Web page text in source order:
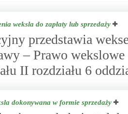
weksla do zapłaty lub sprzedaży
przedstawia
– Prawo
II rozdziału 6
dokonywana w formie sprzedaży